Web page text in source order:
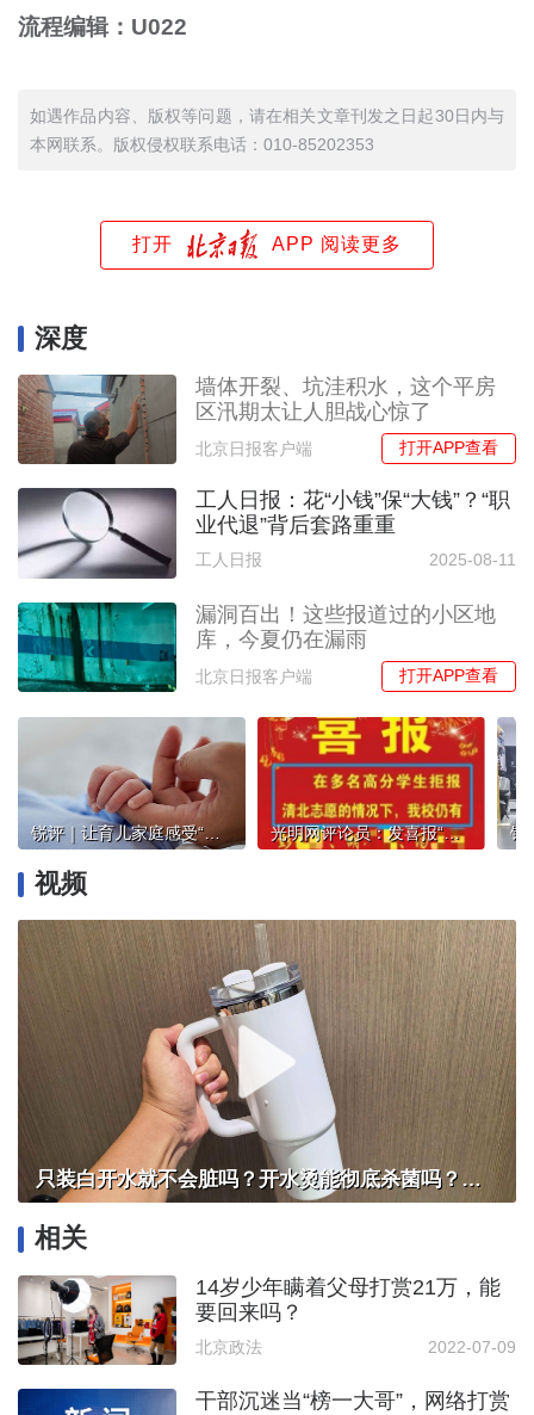
流程编辑：U022
如遇作品内容、版权等问题，请在相关文章刊发之日起30日内与
本网联系。版权侵权联系电话：010-85202353
打开 APP 阅读更多
深度
墙体开裂、坑洼积水，这个平房
区汛期太让人胆战心惊了
北京日报客户端 打开APP查看
工人日报：花“小钱”保“大钱”？“职
业代退”背后套路重重
工人日报 2025-08-11
漏洞百出！这些报道过的小区地
库，今夏仍在漏雨
北京日报客户端 打开APP查看
锐评｜让育儿家庭感受“共担”温暖 光明网评论员：发喜报“阴阳”学生不报清北，是学校的失格
视频
只装白开水就不会脏吗？开水烫能彻底杀菌吗？感控专家详解“吸管杯”藏菌真相｜都视频·热观察
相关
14岁少年瞒着父母打赏21万，能
要回来吗？
北京政法 2022-07-09
干部沉迷当“榜一大哥”，网络打赏